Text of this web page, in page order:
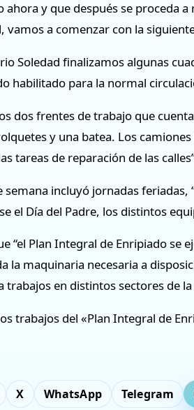
ahora y que después se proceda
vamos a comenzar con la
Soledad finalizamos algunas
habilitado para la normal
dos frentes de trabajo que
y una batea. Los
tareas de reparación de las
semana incluyó jornadas
el Día del Padre, los distintos
“el Plan Integral de Enripiado se
la maquinaria necesaria a
trabajos en distintos sectores de la
trabajos del «Plan Integral de
X WhatsApp Telegram